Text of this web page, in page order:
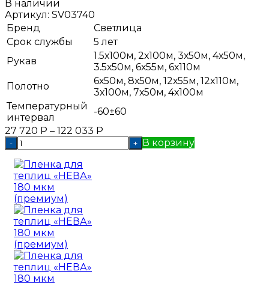
В наличии
Артикул: SV03740
Бренд
Светлица
Срок службы
5 лет
Рукав
1.5х100м, 2х100м, 3х50м, 4х50м,
3.5х50м, 6х55м, 6х110м
Полотно
6х50м, 8х50м, 12х55м, 12х110м,
3х100м, 7х50м, 4х100м
Температурный
интервал
-60±60
27 720 Р – 122 033 Р
- + В корзину